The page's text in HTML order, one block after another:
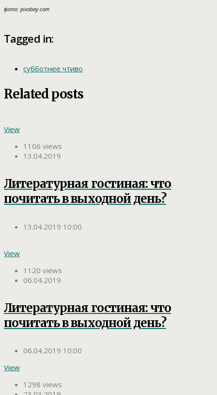
фото: pixabay.com
Tagged in:
субботнее чтиво
Related posts
View
1106 views
13.04.2019
Литературная гостиная: что
почитать в выходной день?
13.04.2019 10:00
View
1120 views
06.04.2019
Литературная гостиная: что
почитать в выходной день?
06.04.2019 10:00
View
1298 views